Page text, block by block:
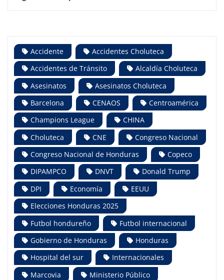
Accidente
Accidentes Choluteca
Accidentes de Tránsito
Alcaldía Choluteca
Asesinatos
Asesinatos Choluteca
Barcelona
CENAOS
Centroamérica
Champions League
CHINA
Choluteca
CNE
Congreso Nacional
Congreso Nacional de Honduras
Copeco
DIPAMPCO
DNVT
Donald Trump
DPI
Economía
EEUU
Elecciones Honduras 2025
Futbol hondureño
Futbol internacional
Gobierno de Honduras
Honduras
Hospital del sur
Internacionales
Marcovia
Ministerio Público